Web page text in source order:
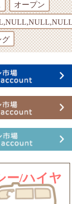
オープン
グ
ー/ハイヤ